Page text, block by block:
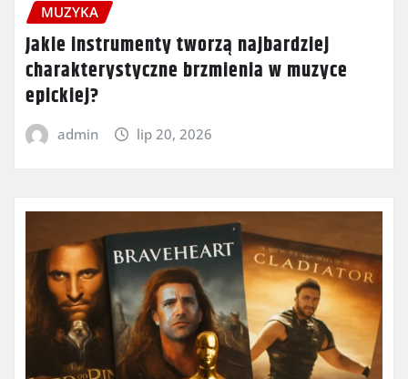
MUZYKA
Jakie instrumenty tworzą najbardziej
charakterystyczne brzmienia w muzyce
epickiej?
admin lip 20, 2026